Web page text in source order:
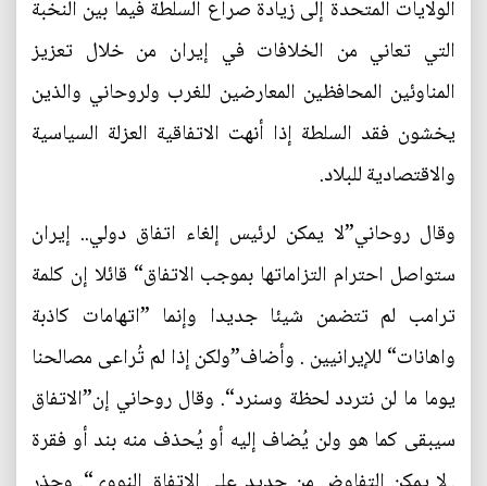
الولايات المتحدة إلى زيادة صراع السلطة فيما بين النخبة
التي تعاني من الخلافات في إيران من خلال تعزيز
المناوئين المحافظين المعارضين للغرب ولروحاني والذين
يخشون فقد السلطة إذا أنهت الاتفاقية العزلة السياسية
والاقتصادية للبلاد.
وقال روحاني”لا يمكن لرئيس إلغاء اتفاق دولي.. إيران
ستواصل احترام التزاماتها بموجب الاتفاق“ قائلا إن كلمة
ترامب لم تتضمن شيئا جديدا وإنما ”اتهامات كاذبة
واهانات“ للإيرانيين . وأضاف”ولكن إذا لم تُراعى مصالحنا
يوما ما لن نتردد لحظة وسنرد“. وقال روحاني إن”الاتفاق
سيبقى كما هو ولن يُضاف إليه أو يُحذف منه بند أو فقرة